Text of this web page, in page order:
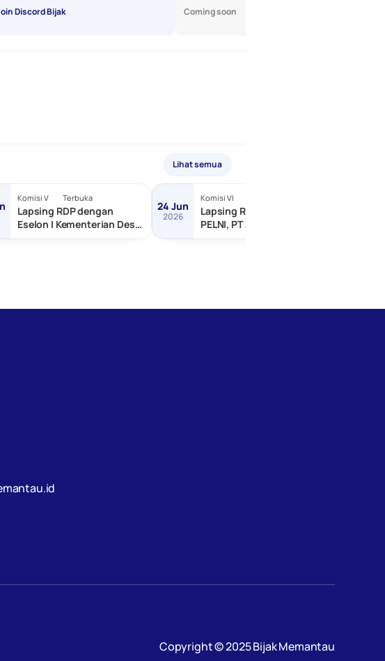
Discord Bijak Coming soon
Lihat semua
Komisi V Terbuka
Lapsing RDP dengan
Eselon I Kementerian Desa
24 Jun
2026
Komisi VI
Lapsing RDP dengan PT
PELNI, PT ASDP Indonesia,
Copyright © 2025 Bijak Memantau